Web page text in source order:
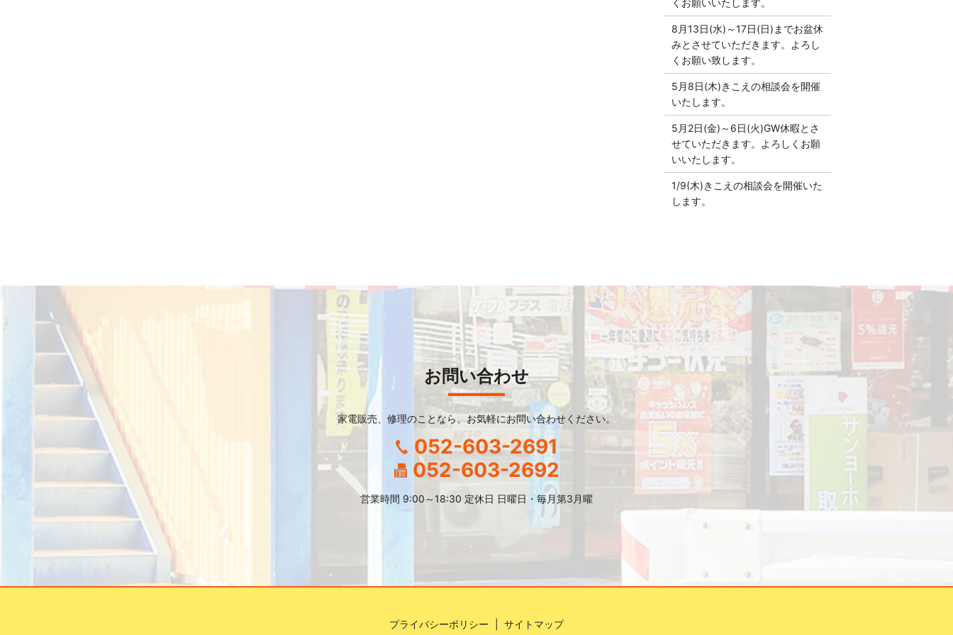
くお願いいたします。
8月13日(水)～17日(日)までお盆休
みとさせていただきます。よろし
くお願い致します。
5月8日(木)きこえの相談会を開催
いたします。
5月2日(金)～6日(火)GW休暇とさ
せていただきます。よろしくお願
いいたします。
1/9(木)きこえの相談会を開催いた
します。
お問い合わせ
家電販売、修理のことなら、お気軽にお問い合わせください。
052-603-2691
052-603-2692
営業時間 9:00～18:30 定休日 日曜日・毎月第3月曜
プライバシーポリシー サイトマップ